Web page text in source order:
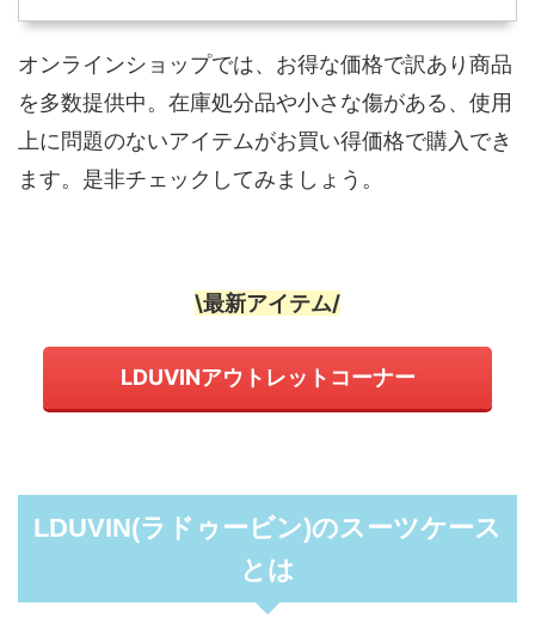
オンラインショップでは、お得な価格で訳あり商品
を多数提供中。在庫処分品や小さな傷がある、使用
上に問題のないアイテムがお買い得価格で購入でき
ます。是非チェックしてみましょう。
\最新アイテム/
LDUVINアウトレットコーナー
LDUVIN(ラドゥービン)のスーツケース
とは